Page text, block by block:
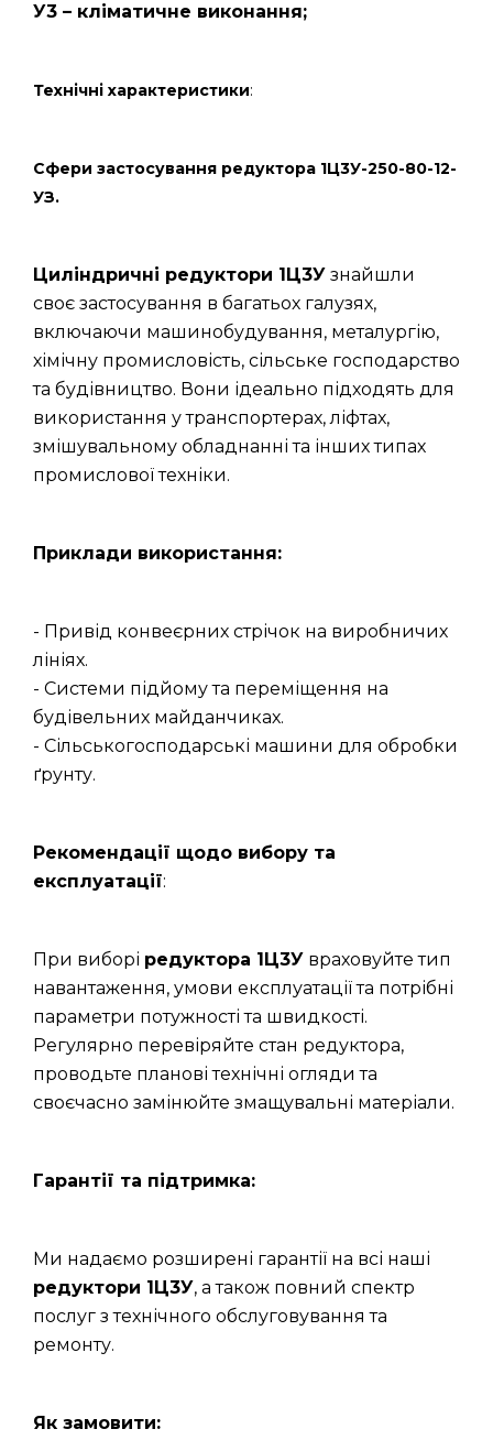
У3 – кліматичне виконання;
Технічні характеристики:
Сфери застосування редуктора 1Ц3У-250-80-12-
УЗ.
Циліндричні редуктори 1Ц3У знайшли
своє застосування в багатьох галузях,
включаючи машинобудування, металургію,
хімічну промисловість, сільське господарство
та будівництво. Вони ідеально підходять для
використання у транспортерах, ліфтах,
змішувальному обладнанні та інших типах
промислової техніки.
Приклади використання:
- Привід конвеєрних стрічок на виробничих
лініях.
- Системи підйому та переміщення на
будівельних майданчиках.
- Сільськогосподарські машини для обробки
ґрунту.
Рекомендації щодо вибору та
експлуатації:
При виборі редуктора 1Ц3У враховуйте тип
навантаження, умови експлуатації та потрібні
параметри потужності та швидкості.
Регулярно перевіряйте стан редуктора,
проводьте планові технічні огляди та
своєчасно замінюйте змащувальні матеріали.
Гарантії та підтримка:
Ми надаємо розширені гарантії на всі наші
редуктори 1Ц3У, а також повний спектр
послуг з технічного обслуговування та
ремонту.
Як замовити: